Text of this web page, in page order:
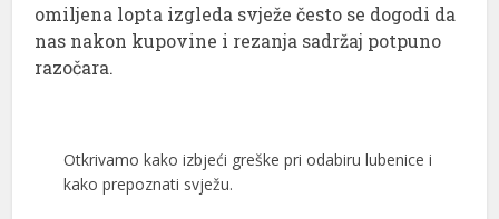
omiljena lopta izgleda svježe često se dogodi da
nas nakon kupovine i rezanja sadržaj potpuno
razočara.
Otkrivamo kako izbjeći greške pri odabiru lubenice i
kako prepoznati svježu.